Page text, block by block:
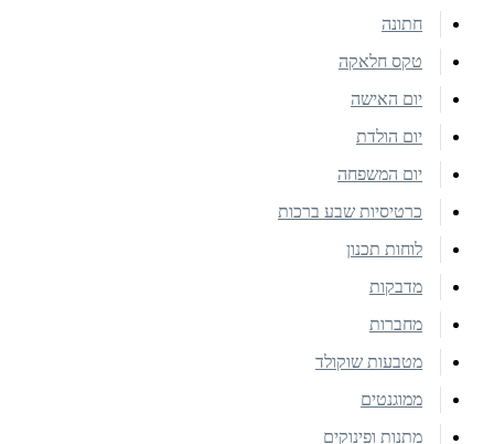
חתונה
טקס חלאקה
יום האישה
יום הולדת
יום המשפחה
כרטיסיות שבע ברכות
לוחות תכנון
מדבקות
מחברות
מטבעות שוקולד
ממוגנטים
מתנות ופינוקים